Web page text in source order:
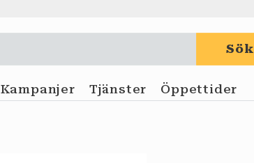
Sök
Kampanjer Tjänster Öppettider